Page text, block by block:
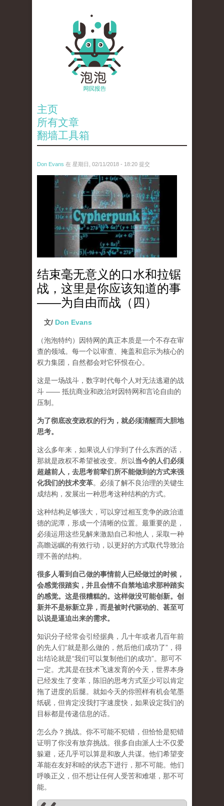
主页
所有文章
翻墙工具箱
Don Evans 在 星期日, 02/11/2018 - 18:20 提交
wechatimg1424.jpeg
结束毫无意义的口水和拉锯
战，这里是你应该知道的事
——为自由而战（四）
文/ Don Evans
（泡泡特约）
因特网的真正本质是一个不存在审
查的领域。每一个以审查、掩盖和启示为核心的
权力集团，自然都会对它怀恨在心。
这是一场战斗，数字时代每个人对无法逃避的战
斗 —— 抵抗商业和政治对因特网和言论自由的
压制。
为了彻底改变政权的行为，就必须清醒而大胆地
思考。
这么多年来，如果说人们学到了什么东西的话，
那就是政权不希望被改变。所以当今的人们必须
超越前人，去思考前辈们所不能做到的方式来强
化我们的技术变革。必须了解不良治理的关键生
成结构，发展出一种思考这种结构的方式。
这种结构足够强大，可以穿过相互竞争的政治道
德的泥潭，形成一个清晰的位置。最重要的是，
必须运用这些见解来激励自己和他人，采取一种
高瞻远瞩的有效行动，以更好的方式取代导致治
理不善的结构。
很多人看到自己做的事情前人已经做过的时候，
会感觉很踏实，并且会情不自禁地追求那种踏实
的感觉。这是很糟糕的。这样做没可能创新。创
新并不是标新立异，而是被时代驱动的、甚至可
以说是逼迫出来的需求。
知识分子经常会引经据典，几十年或者几百年前
的先人们“就是那么做的，然后他们成功了”，得
出结论就是“我们可以复制他们的成功”。那可不
一定。尤其是在技术飞速发育的今天，世界本身
已经发生了变革，陈旧的思考方式至少可以肯定
拖了进度的后腿。就如今天的你照样有机会笔墨
纸砚，但肯定没我打字速度快，如果设定我们的
目标都是传递信息的话。
怎么办？挑战。你不可能不犯错，但恰恰是犯错
证明了你没有放弃挑战。很多自由派人士不仅爱
躲避，还几乎可以算是和敌人共谋。他们希望变
革能在友好和睦的状态下进行，那不可能。他们
呼唤正义，但不想让任何人受苦和难堪，那不可
能。